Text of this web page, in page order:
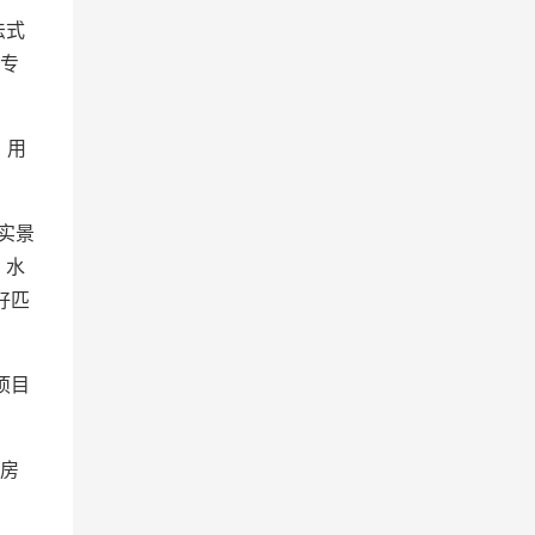
式
景
水
匹
目